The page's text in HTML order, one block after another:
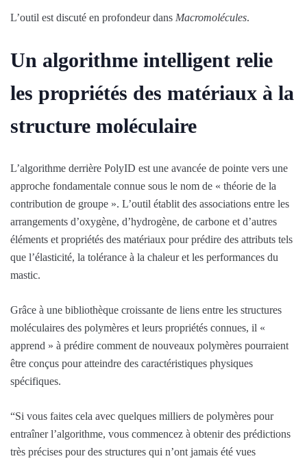
L’outil est discuté en profondeur dans Macromolécules.
Un algorithme intelligent relie
les propriétés des matériaux à la
structure moléculaire
L’algorithme derrière PolyID est une avancée de pointe vers une
approche fondamentale connue sous le nom de « théorie de la
contribution de groupe ». L’outil établit des associations entre les
arrangements d’oxygène, d’hydrogène, de carbone et d’autres
éléments et propriétés des matériaux pour prédire des attributs tels
que l’élasticité, la tolérance à la chaleur et les performances du
mastic.
Grâce à une bibliothèque croissante de liens entre les structures
moléculaires des polymères et leurs propriétés connues, il «
apprend » à prédire comment de nouveaux polymères pourraient
être conçus pour atteindre des caractéristiques physiques
spécifiques.
“Si vous faites cela avec quelques milliers de polymères pour
entraîner l’algorithme, vous commencez à obtenir des prédictions
très précises pour des structures qui n’ont jamais été vues